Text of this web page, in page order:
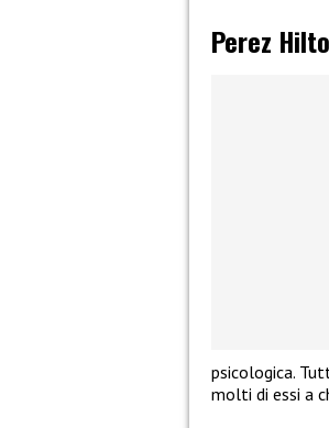
Perez
psicologica.
molti di essi a